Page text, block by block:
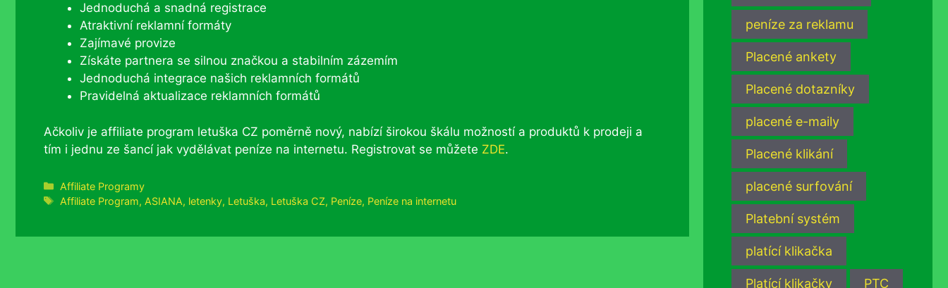
Jednoduchá a snadná registrace
Atraktivní reklamní formáty
Zajímavé provize
Získáte partnera se silnou značkou a stabilním zázemím
Jednoduchá integrace našich reklamních formátů
Pravidelná aktualizace reklamních formátů
Ačkoliv je affiliate program letuška CZ poměrně nový, nabízí širokou škálu možností a produktů k prodeji a
tím i jednu ze šancí jak vydělávat peníze na internetu. Registrovat se můžete ZDE.
Rubriky
Affiliate Programy
Štítky
Affiliate Program,ASIANA, letenky, Letuška, Letuška CZ, Peníze, Peníze na internetu
peníze za reklamu
Placené ankety
Placené dotazníky
placené e-maily
Placené klikání
placené surfování
Platební systém
platící klikačka
Platící klikačky PTC